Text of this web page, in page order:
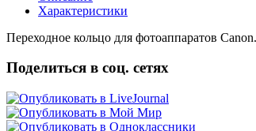
Характеристики
Переходное кольцо для фотоаппаратов
Поделиться в соц. сетях